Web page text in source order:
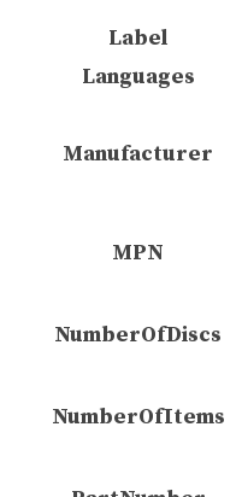
Label
Languages
Manufacturer
MPN
NumberOfDiscs
NumberOfItems